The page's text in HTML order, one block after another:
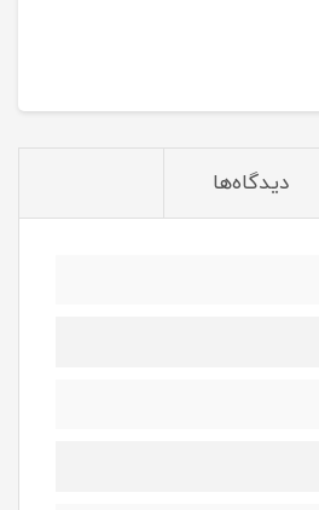
دیدگاه‌ها